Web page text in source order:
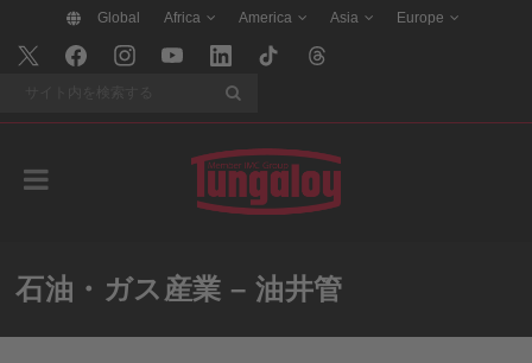
Global Africa America Asia Europe
石油・ガス産業 – 油井管